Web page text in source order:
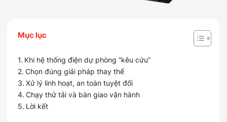
Mục lục
Khi hệ thống điện dự phòng “kêu cứu”
Chọn đúng giải pháp thay thế
Xử lý linh hoạt, an toàn tuyệt đối
Chạy thử tải và bàn giao vận hành
Lời kết